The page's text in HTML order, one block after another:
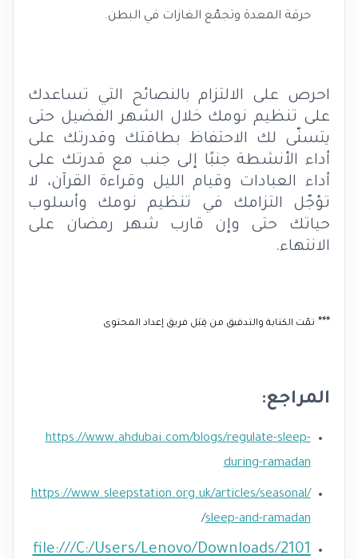
حرقة المعدة وتجمّع الغازات في البطن.
احرص على الالتزام بالنصائح التي تساعدك
على تنظيم نومك خلال الشهر الفضيل حتى
يتسنّى لك الاحتفاظ بطاقتك وقدرتك على
أداء الأنشطة جنبًا إلى جنب مع قدرتك على
أداء العبادات وقيام الليل وقراءة القرآن، لا
تؤجّل التزامك في تنظيم نومك وأسلوب
حياتك حتى وإن قارب شهر رمضان على
الانتهاء.
*** تمّت الكتابة والتدقيق من قِبَل فريق إعداد المحتوى
المراجع:
https://www.ahdubai.com/blogs/regulate-sleep-
during-ramadan
https://www.sleepstation.org.uk/articles/seasonal/
sleep-and-ramadan
/
file:///C:/Users/Lenovo/Downloads/2101